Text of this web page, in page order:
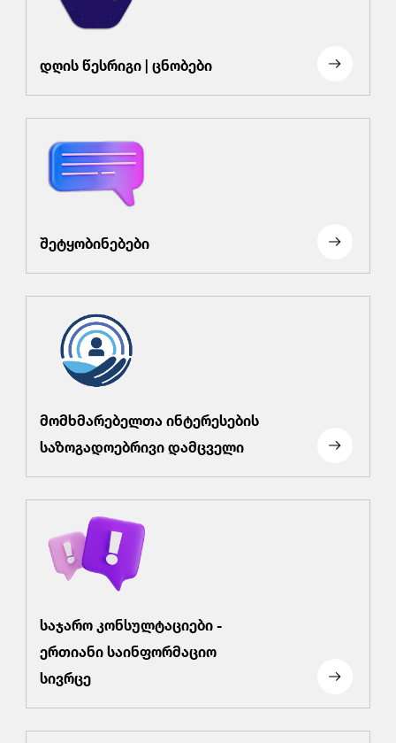
დღის წესრიგი | ცნობები
შეტყობინებები
მომხმარებელთა ინტერესების
საზოგადოებრივი დამცველი
საჯარო კონსულტაციები -
ერთიანი საინფორმაციო
სივრცე